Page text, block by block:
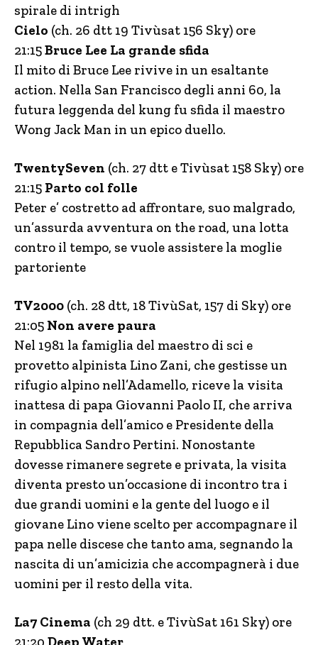
spirale di intrigh
Cielo (ch. 26 dtt 19 Tivùsat 156 Sky) ore
21:15Bruce Lee La grande sfida
Il mito di Bruce Lee rivive in un esaltante
action. Nella San Francisco degli anni 60, la
futura leggenda del kung fu sfida il maestro
Wong Jack Man in un epico duello.
TwentySeven (ch. 27 dtt e Tivùsat 158 Sky) ore
21:15 Parto col folle
Peter e’ costretto ad affrontare, suo malgrado,
un’assurda avventura on the road, una lotta
contro il tempo, se vuole assistere la moglie
partoriente
TV2000 (ch. 28 dtt, 18 TivùSat, 157 di Sky) ore
21:05 Non avere paura
Nel 1981 la famiglia del maestro di sci e
provetto alpinista Lino Zani, che gestisse un
rifugio alpino nell’Adamello, riceve la visita
inattesa di papa Giovanni Paolo II, che arriva
in compagnia dell’amico e Presidente della
Repubblica Sandro Pertini. Nonostante
dovesse rimanere segrete e privata, la visita
diventa presto un’occasione di incontro tra i
due grandi uomini e la gente del luogo e il
giovane Lino viene scelto per accompagnare il
papa nelle discese che tanto ama, segnando la
nascita di un’amicizia che accompagnerà i due
uomini per il resto della vita.
La7 Cinema (ch 29 dtt. e TivùSat 161 Sky) ore
21:20 Deep Water